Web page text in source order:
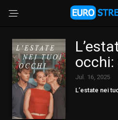
occhi:
Jul. 16, 2025
L’estate nei